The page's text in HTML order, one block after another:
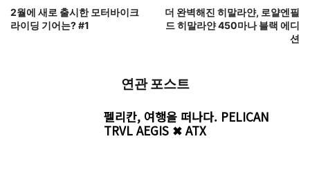
2월에 새로 출시한 모터바이크
라이딩 기어는? #1
더 완벽해진 히말라얀, 로얄엔필
드 히말라얀 450마나 블랙 에디
션
연관 포스트
펠리칸, 여행을 떠나다. PELICAN
TRVL AEGIS ✖ ATX